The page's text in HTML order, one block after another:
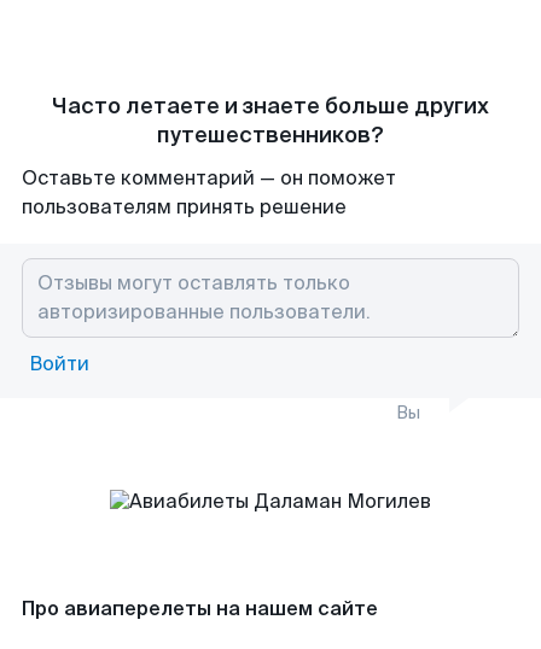
Часто летаете и знаете больше других
путешественников?
Оставьте комментарий — он поможет
пользователям принять решение
Войти
Вы
Про авиаперелеты на нашем сайте